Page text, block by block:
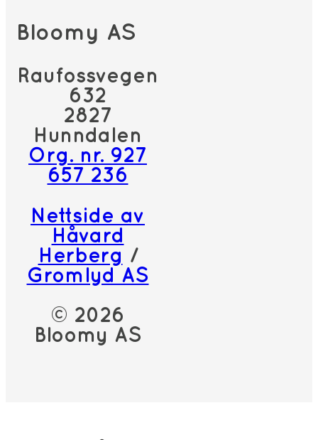
Bloomy AS
Raufossvegen
632
2827
Hunndalen
Org. nr. 927
657 236
Nettside av
Håvard
Herberg /
Gromlyd AS
© 2026
Bloomy AS